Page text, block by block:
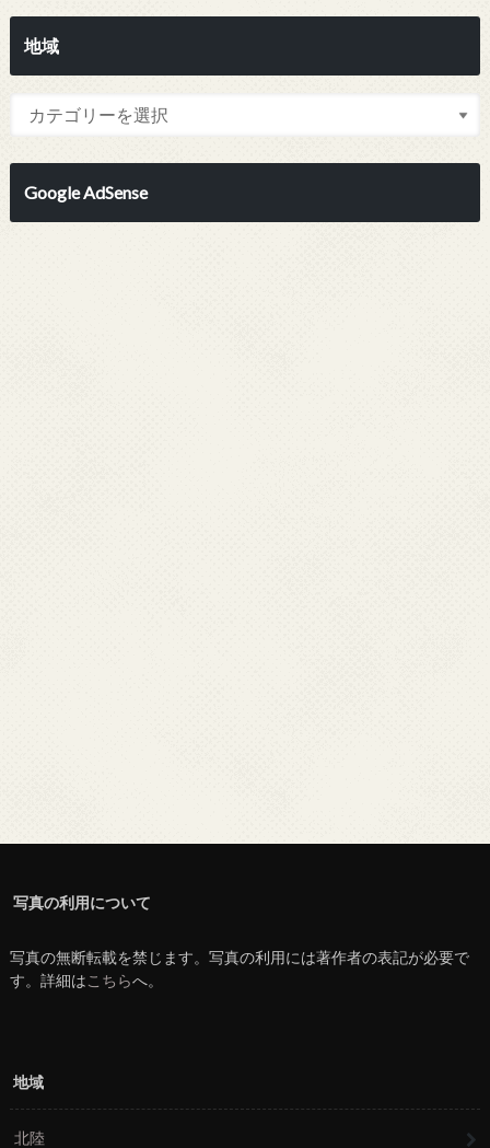
地域
Google AdSense
写真の利用について
写真の無断転載を禁じます。写真の利用には著作者の表記が必要で
す。詳細はこちらへ。
地域
北陸